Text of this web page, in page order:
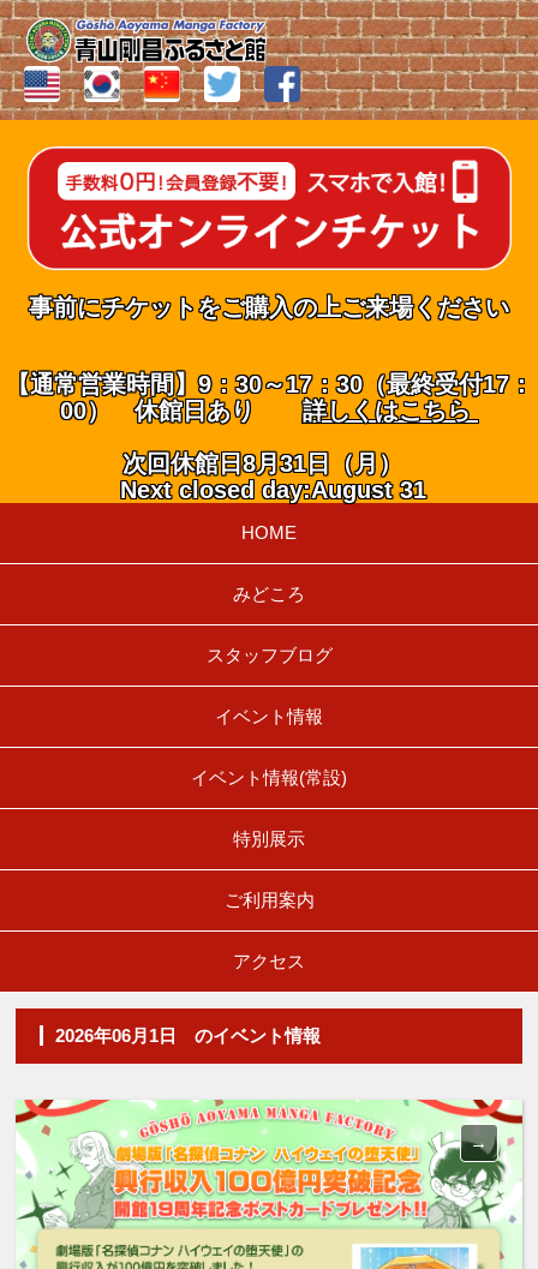
事前にチケットをご購入の上ご来場ください
【通常営業時間】9：30～17：30（最終受付17：
00） 休館日あり詳しくはこちら
次回休館日8月31日（月）
Next closed day:August 31
HOME
みどころ
スタッフブログ
イベント情報
イベント情報(常設)
特別展示
ご利用案内
アクセス
2026年06月1日 のイベント情報